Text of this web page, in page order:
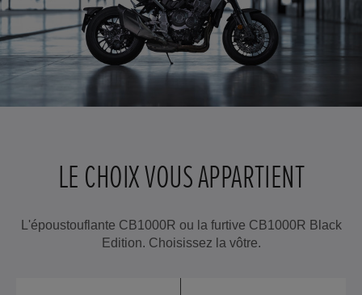
LE CHOIX VOUS APPARTIENT
L'époustouflante CB1000R ou la furtive CB1000R Black
Edition. Choisissez la vôtre.